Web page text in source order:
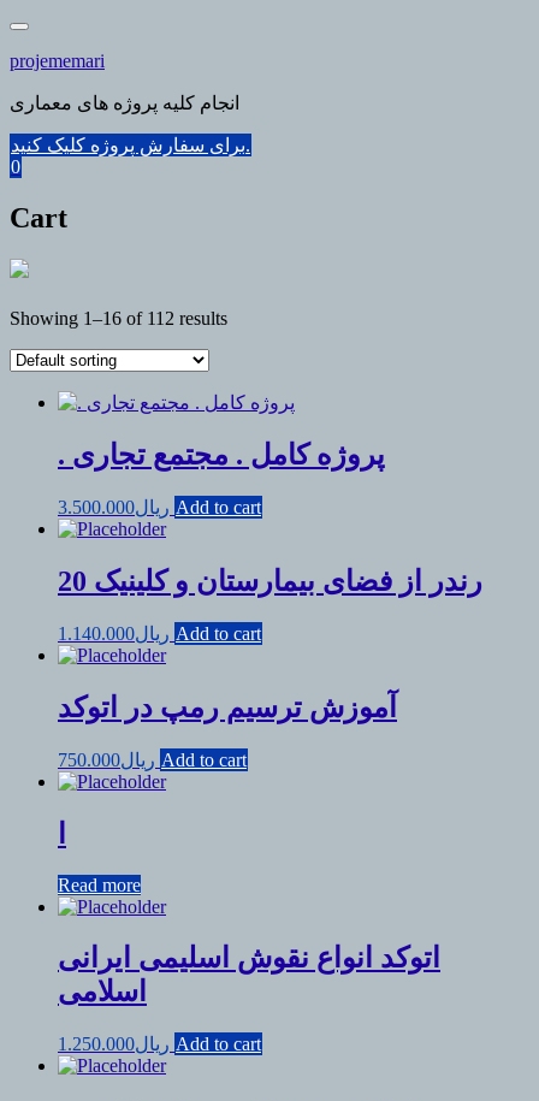
Skip
content
projememari
انجام کلیه پروژه های معماری
برای سفارش پروژه کلیک کنید.
0
Cart
Showing 1–16 of 112 results
. پروژه کامل . مجتمع تجاری
ریال3.500.000 Add to cart
20 رندر از فضای بیمارستان و کلینیک
ریال1.140.000 Add to cart
آموزش ترسیم رمپ در اتوکد
ریال750.000 Add to cart
Read more
اتوکد انواع نقوش اسلیمی ایرانی
اسلامی
ریال1.250.000 Add to cart